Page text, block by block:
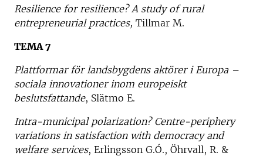
Resilience for resilience? A study of rural
entrepreneurial practices, Tillmar M.
TEMA 7
Plattformar för landsbygdens aktörer i Europa –
sociala innovationer inom europeiskt
beslutsfattande, Slätmo E.
Intra-municipal polarization? Centre-periphery
variations in satisfaction with democracy and
welfare services, Erlingsson G.Ó., Öhrvall, R. &